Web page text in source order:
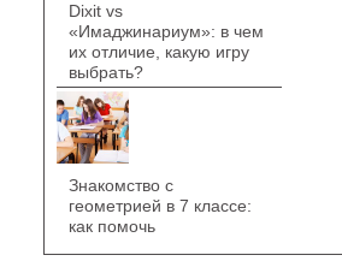
Dixit vs
«Имаджинариум»: в чем
их отличие, какую игру
выбрать?
Знакомство с
геометрией в 7 классе:
как помочь